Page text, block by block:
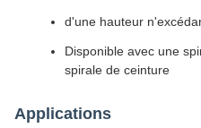
d'une hauteur
Disponible avec une
spirale de ceinture
Applications